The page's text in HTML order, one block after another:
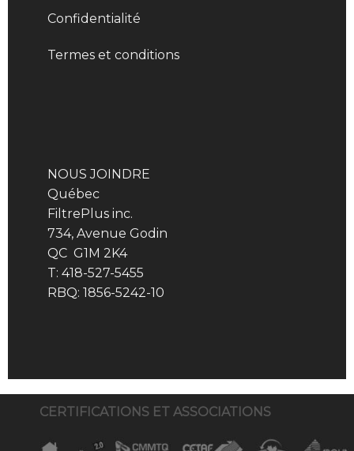
Confidentialité
Termes et conditions
NOUS JOINDRE
Québec
FiltrePlus inc.
734, Avenue Godin
QC G1M 2K4
T: 418-527-5455
RBQ: 1856-5242-10
CERTIFICATIONS ET ASSOCIATIONS